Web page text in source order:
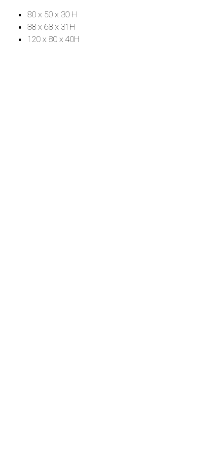
80 x 50 x 30 H
88 x 68 x 31H
120 x 80 x 40H